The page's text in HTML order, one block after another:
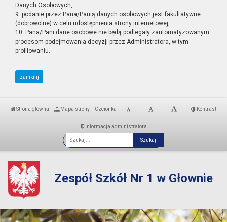
Danych Osobowych,
9. podanie przez Pana/Panią danych osobowych jest fakultatywne
(dobrowolne) w celu udostępnienia strony internetowej,
10. Pana/Pani dane osobowe nie będą podlegały zautomatyzowanym
procesom podejmowania decyzji przez Administratora, w tym
profilowaniu.
zamknij
Strona główna Mapa strony Czcionka Kontrast
Informacja administratora
Fraza
Zespół Szkół Nr 1 w Głownie